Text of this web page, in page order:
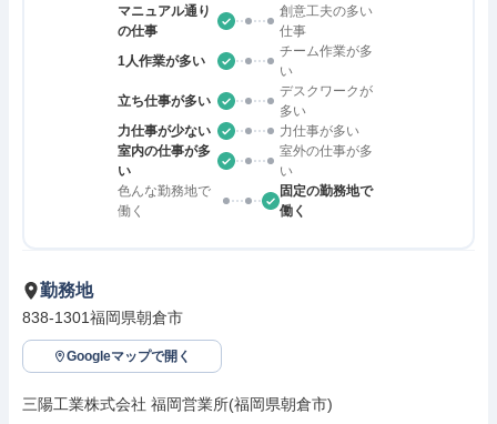
マニュアル通り
の仕事
創意工夫の多い
仕事
1人作業が多い
チーム作業が多
い
立ち仕事が多い
デスクワークが
多い
力仕事が少ない
力仕事が多い
室内の仕事が多
い
室外の仕事が多
い
色んな勤務地で
働く
固定の勤務地で
働く
勤務地
838-1301福岡県朝倉市
Googleマップで開く
三陽工業株式会社 福岡営業所(福岡県朝倉市)